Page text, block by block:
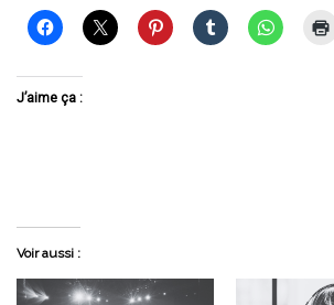
J’aime ça :
Voir aussi :